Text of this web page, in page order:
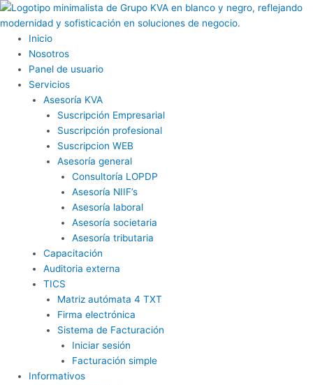
Ir
al
contenido
Inicio
Nosotros
Panel de usuario
Servicios
Asesoría KVA
Suscripción Empresarial
Suscripción profesional
Suscripcion WEB
Asesoría general
Consultoría LOPDP
Asesoría NIIF’s
Asesoría laboral
Asesoría societaria
Asesoría tributaria
Capacitación
Auditoria externa
TICS
Matriz autómata 4 TXT
Firma electrónica
Sistema de Facturación
Iniciar sesión
Facturación simple
Informativos